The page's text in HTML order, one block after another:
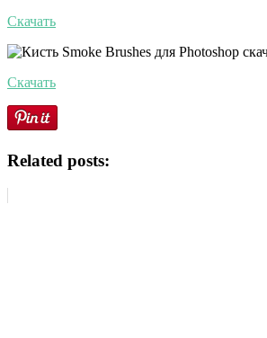
Скачать
Скачать
Related posts: